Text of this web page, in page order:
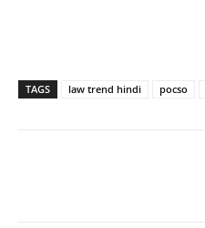
TAGS law trend hindi pocso